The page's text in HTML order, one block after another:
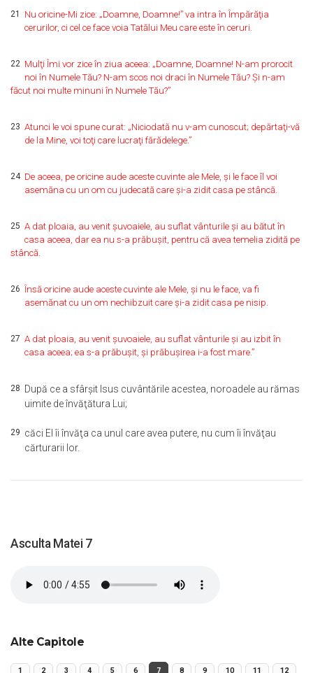
21 Nu oricine-Mi zice: „Doamne, Doamne!” va intra în Împărăţia
cerurilor, ci cel ce face voia Tatălui Meu care este în ceruri.
22 Mulţi Îmi vor zice în ziua aceea: „Doamne, Doamne! N-am prorocit
noi în Numele Tău? N-am scos noi draci în Numele Tău? Şi n-am
făcut noi multe minuni în Numele Tău?”
23 Atunci le voi spune curat: „Niciodată nu v-am cunoscut; depărtaţi-vă
de la Mine, voi toţi care lucraţi fărădelege.”
24 De aceea, pe oricine aude aceste cuvinte ale Mele, şi le face îl voi
asemăna cu un om cu judecată care şi-a zidit casa pe stâncă.
25 A dat ploaia, au venit şuvoaiele, au suflat vânturile şi au bătut în
casa aceea, dar ea nu s-a prăbuşit, pentru că avea temelia zidită pe
stâncă.
26 Însă oricine aude aceste cuvinte ale Mele, şi nu le face, va fi
asemănat cu un om nechibzuit care şi-a zidit casa pe nisip.
27 A dat ploaia, au venit şuvoaiele, au suflat vânturile şi au izbit în
casa aceea; ea s-a prăbuşit, şi prăbuşirea i-a fost mare.”
28 După ce a sfârşit Isus cuvântările acestea, noroadele au rămas
uimite de învăţătura Lui;
29 căci El îi învăţa ca unul care avea putere, nu cum îi învăţau
cărturarii lor.
Asculta Matei 7
Alte Capitole
1 2 3 4 5 6 7 8 9 10 11 12